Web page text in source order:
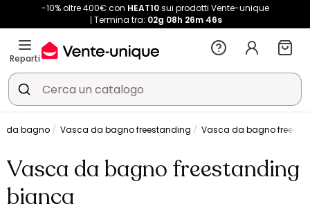
-10% oltre 400€ con HEAT10sui prodotti Vente-unique
Termina tra: 02g 08h 26m 45s
Reparti
da bagno Vasca da bagno freestanding Vasca da bagno
Vasca da bagno freestanding
bianca